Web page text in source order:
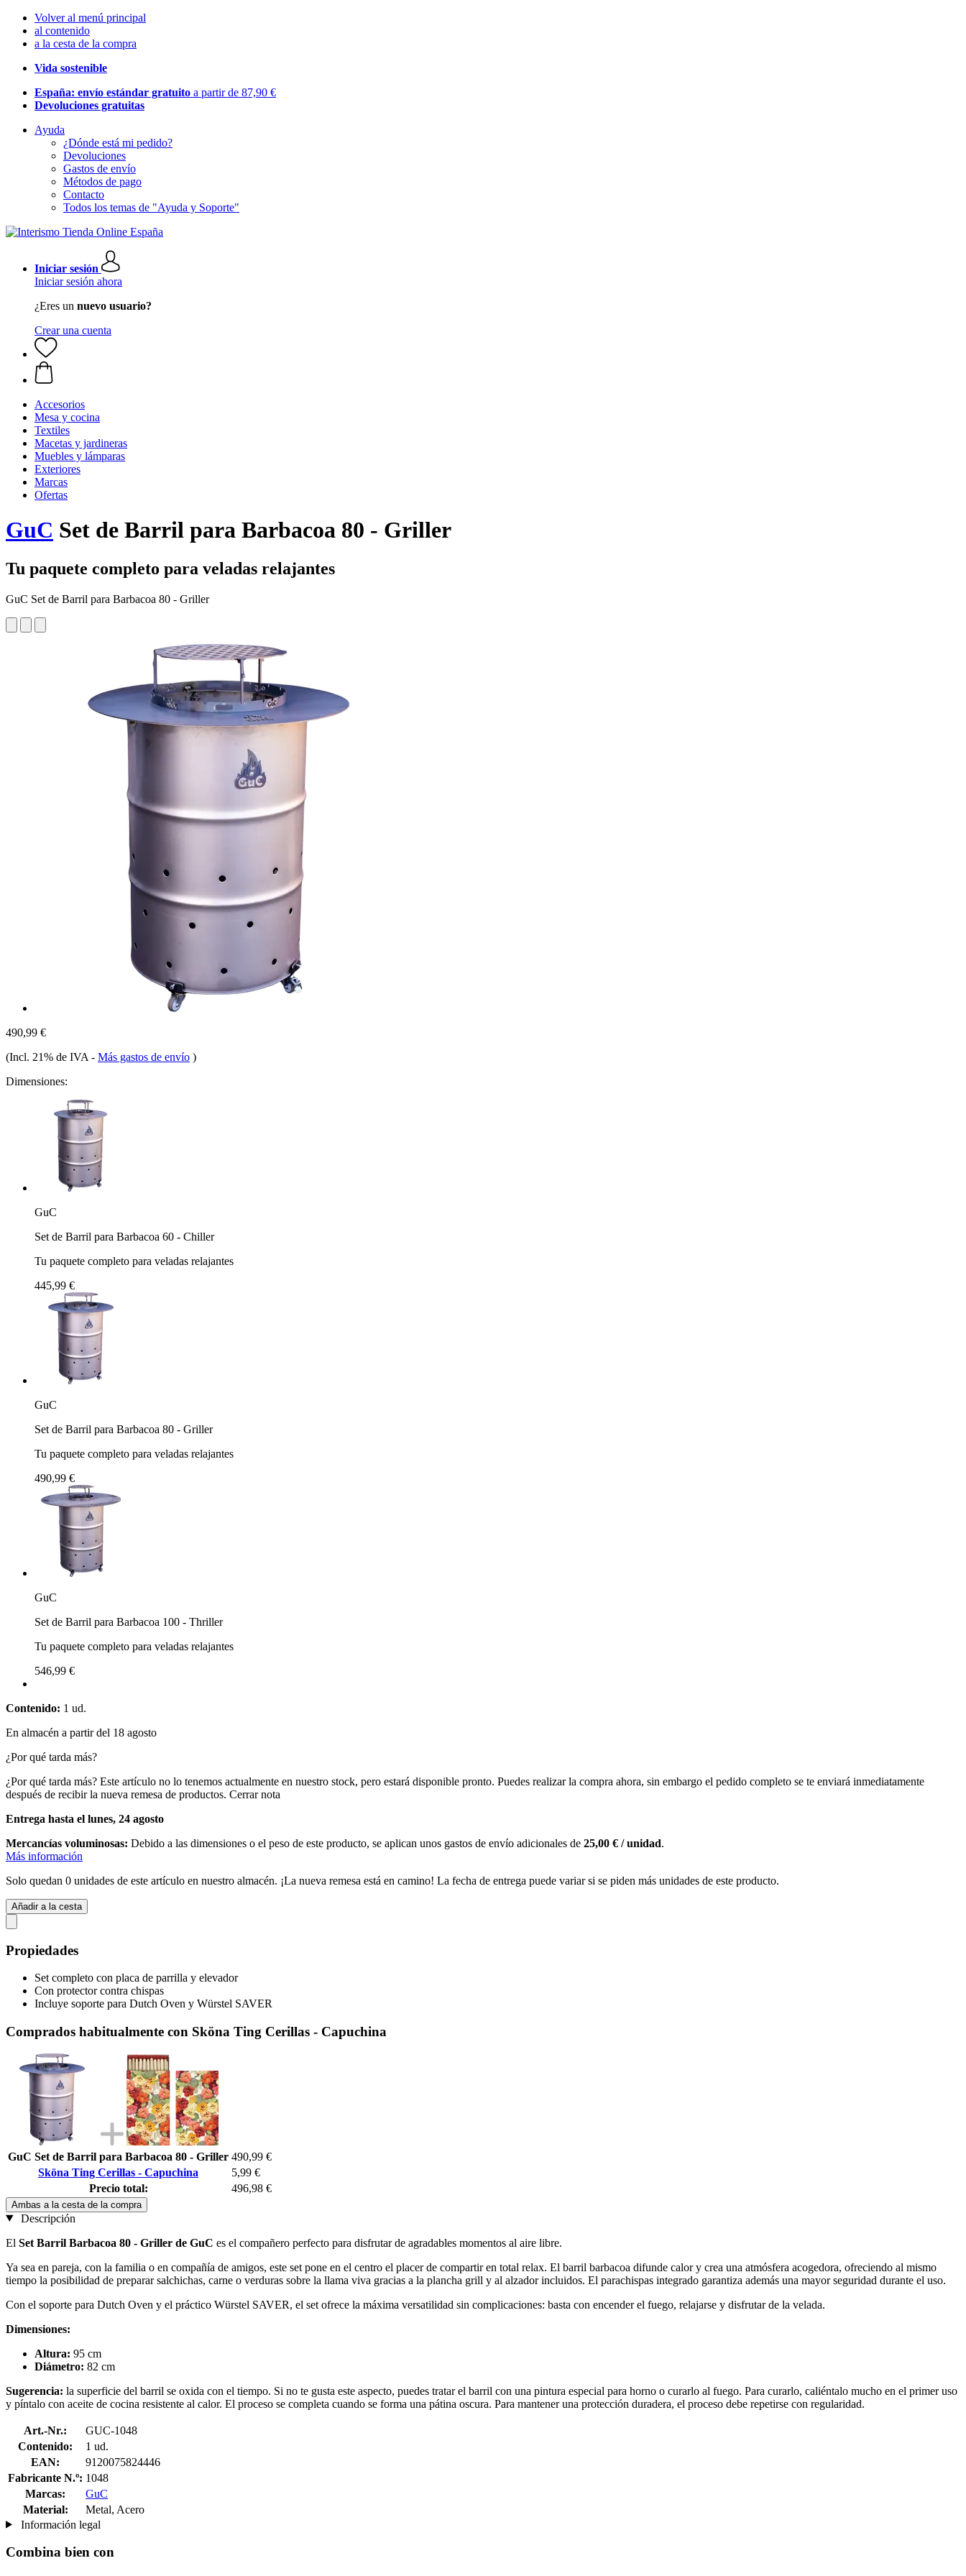
Volver al menú principal
al contenido
a la cesta de la compra
Vida sostenible
España: envío estándar gratuito a partir de 87,90 €
Devoluciones gratuitas
Ayuda
¿Dónde está mi pedido?
Devoluciones
Gastos de envío
Métodos de pago
Contacto
Todos los temas de "Ayuda y Soporte"
Iniciar sesión
Iniciar sesión ahora
¿Eres un nuevo usuario?
Crear una cuenta
Accesorios
Mesa y cocina
Textiles
Macetas y jardineras
Muebles y lámparas
Exteriores
Marcas
Ofertas
GuC Set de Barril para Barbacoa 80 - Griller
Tu paquete completo para veladas relajantes
GuC Set de Barril para Barbacoa 80 - Griller
490,99 €
(Incl. 21% de IVA - Más gastos de envío )
Dimensiones:
GuC
Set de Barril para Barbacoa 60 - Chiller
Tu paquete completo para veladas relajantes
445,99 €
GuC
Set de Barril para Barbacoa 80 - Griller
Tu paquete completo para veladas relajantes
490,99 €
GuC
Set de Barril para Barbacoa 100 - Thriller
Tu paquete completo para veladas relajantes
546,99 €
Contenido: 1 ud.
En almacén a partir del 18 agosto
¿Por qué tarda más?
¿Por qué tarda más? Este artículo no lo tenemos actualmente en nuestro stock, pero estará disponible pronto. Puedes realizar la compra ahora, sin embargo el pedido completo se te enviará inmediatamente
después de recibir la nueva remesa de productos. Cerrar nota
Entrega hasta el lunes, 24 agosto
Mercancías voluminosas: Debido a las dimensiones o el peso de este producto, se aplican unos gastos de envío adicionales de 25,00 € / unidad.
Más información
Solo quedan 0 unidades de este artículo en nuestro almacén. ¡La nueva remesa está en camino! La fecha de entrega puede variar si se piden más unidades de este producto.
Añadir a la cesta
Propiedades
Set completo con placa de parrilla y elevador
Con protector contra chispas
Incluye soporte para Dutch Oven y Würstel SAVER
Comprados habitualmente con Sköna Ting Cerillas - Capuchina
GuC Set de Barril para Barbacoa 80 - Griller 490,99 €
Sköna Ting Cerillas - Capuchina
5,99 €
Precio total:
496,98 €
Ambas a la cesta de la compra
Descripción
El Set Barril Barbacoa 80 - Griller de GuC es el compañero perfecto para disfrutar de agradables momentos al aire libre.
Ya sea en pareja, con la familia o en compañía de amigos, este set pone en el centro el placer de compartir en total relax. El barril barbacoa difunde calor y crea una atmósfera acogedora, ofreciendo al mismo
tiempo la posibilidad de preparar salchichas, carne o verduras sobre la llama viva gracias a la plancha grill y al alzador incluidos. El parachispas integrado garantiza además una mayor seguridad durante el uso.
Con el soporte para Dutch Oven y el práctico Würstel SAVER, el set ofrece la máxima versatilidad sin complicaciones: basta con encender el fuego, relajarse y disfrutar de la velada.
Dimensiones:
Altura: 95 cm
Diámetro: 82 cm
Sugerencia: la superficie del barril se oxida con el tiempo. Si no te gusta este aspecto, puedes tratar el barril con una pintura especial para horno o curarlo al fuego. Para curarlo, caliéntalo mucho en el primer uso
y píntalo con aceite de cocina resistente al calor. El proceso se completa cuando se forma una pátina oscura. Para mantener una protección duradera, el proceso debe repetirse con regularidad.
Art.-Nr.:
GUC-1048
Contenido:
1 ud.
EAN:
9120075824446
Fabricante N.º: 1048
Marcas:
GuC
Material:
Metal, Acero
Información legal
Combina bien con